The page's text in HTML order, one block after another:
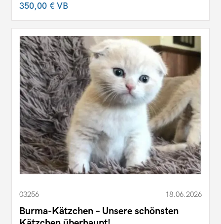
350,00 €VB
03256 18.06.2026
Burma-Kätzchen – Unsere schönsten